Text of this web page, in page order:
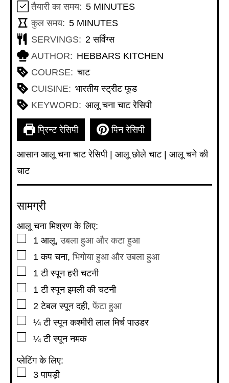
तैयारी का समय: 5MINUTES
MINUTES
कुल समय: 5MINUTES
MINUTES
SERVINGS: 2 सर्विंग्स
AUTHOR: HEBBARS KITCHEN
COURSE: चाट
CUISINE: भारतीय स्ट्रीट फूड
KEYWORD: आलू चना चाट रेसिपी
प्रिन्ट रेसिपी पिन रेसिपी
आसान आलू चना चाट रेसिपी | आलू छोले चाट | आलू चने की
चाट
सामग्री
आलू चना मिश्रण के लिए:
▢
1 आलू,उबला हुआ और कटा हुआ
▢
1 कप चना,भिगोया हुआ और उबला हुआ
▢
1 टी स्पून हरी चटनी
▢
1 टी स्पून इमली की चटनी
▢
2 टेबल स्पून दही,फेंटा हुआ
▢
¼ टी स्पून कश्मीरी लाल मिर्च पाउडर
▢
¼ टी स्पून नमक
प्लेटिंग के लिए:
▢
3 पापड़ी